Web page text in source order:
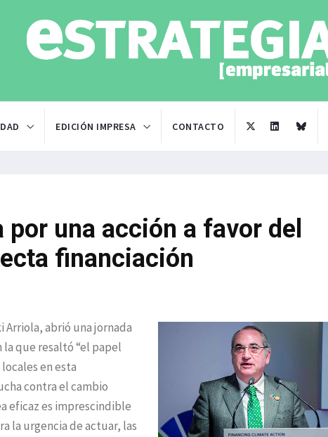
EDICIÓN IMPRESA CONTACTO
una acción a favor del
financiación
Arriola, abrió una jornada
la que resaltó “el papel
en esta
contra el cambio
eficaz es imprescindible
la urgencia de actuar, las